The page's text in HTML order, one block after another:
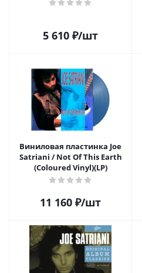
5 610 ₽/шт
Виниловая пластинка Joe
Satriani / Not Of This Earth
(Coloured Vinyl)(LP)
11 160 ₽/шт